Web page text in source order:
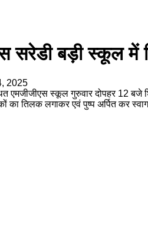
सरेडी बड़ी स्कूल में
2025
एमजीजीएस स्कूल गुरुवार दोपहर 12 बजे
का तिलक लगाकर एवं पुष्प अर्पित कर